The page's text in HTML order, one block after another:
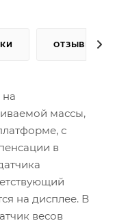
ОТЗЫВЫ
на
массы,
с
в
на дисплее. В
весов